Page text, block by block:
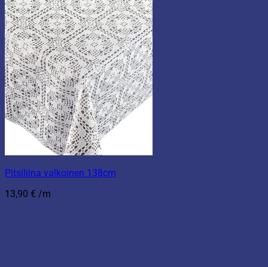
Pitsiliina valkoinen 138cm
13,90 € /m